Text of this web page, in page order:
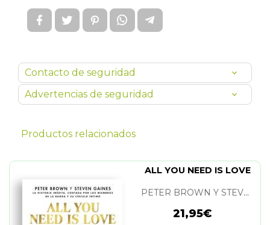
Contacto de seguridad
Advertencias de seguridad
Productos relacionados
ALL YOU NEED IS LOVE
PETER BROWN Y STEVEN GAINES
21,95€